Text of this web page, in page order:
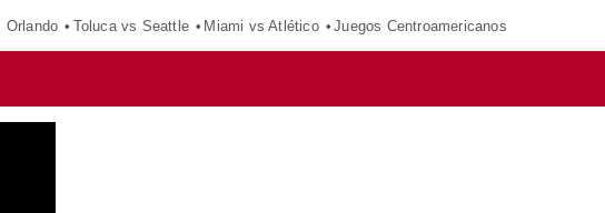
Orlando Toluca vs Seattle Miami vs Atlético Juegos Centroamericanos